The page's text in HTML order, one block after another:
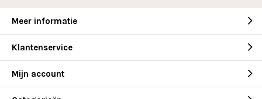
Meer informatie
Klantenservice
Mijn account